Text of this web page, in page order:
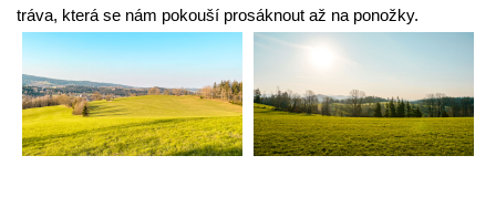
tráva, která se nám pokouší prosáknout až na ponožky.